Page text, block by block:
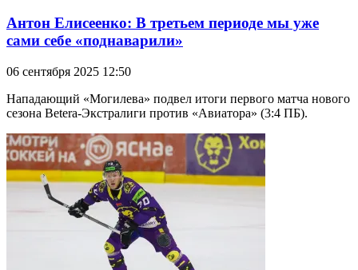
Антон Елисеенко: В третьем периоде мы уже
сами себе «поднаварили»
06 сентября 2025 12:50
Нападающий «Могилева» подвел итоги первого матча нового
сезона Betera-Экстралиги против «Авиатора» (3:4 ПБ).